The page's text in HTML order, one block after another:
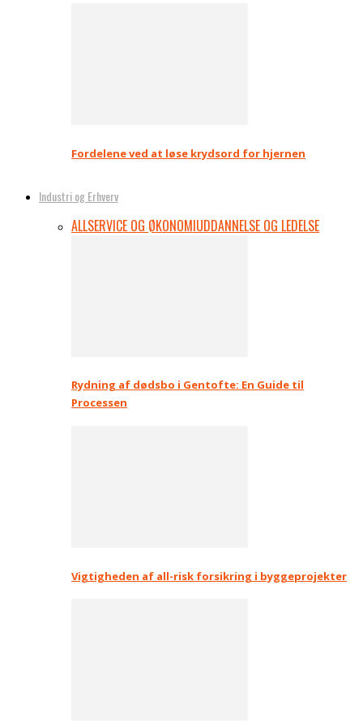
Fordelene ved at løse krydsord for hjernen
Industri og Erhverv
ALLSERVICE OG ØKONOMIUDDANNELSE OG LEDELSE
Rydning af dødsbo i Gentofte: En Guide til
Processen
Vigtigheden af all-risk forsikring i byggeprojekter